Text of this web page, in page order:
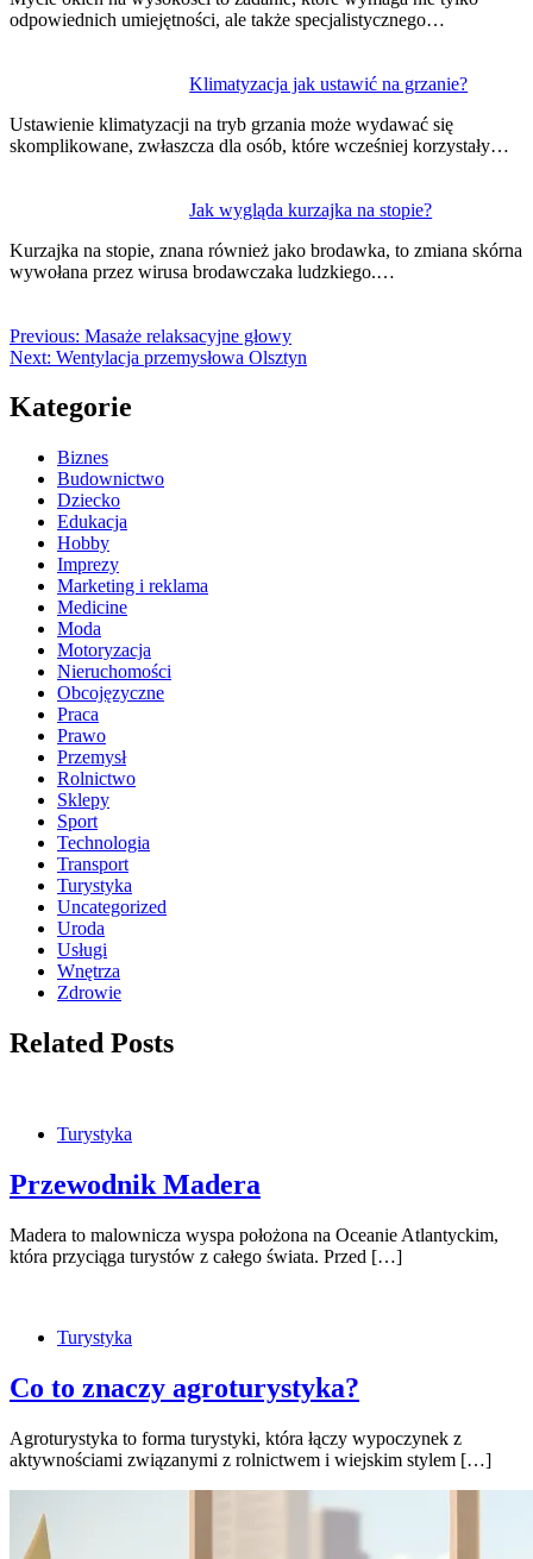
odpowiednich umiejętności, ale także specjalistycznego…
Klimatyzacja jak ustawić na grzanie?
Ustawienie klimatyzacji na tryb grzania może wydawać się
skomplikowane, zwłaszcza dla osób, które wcześniej korzystały…
Jak wygląda kurzajka na stopie?
Kurzajka na stopie, znana również jako brodawka, to zmiana skórna
wywołana przez wirusa brodawczaka ludzkiego.…
Previous: Masaże relaksacyjne głowy
Next: Wentylacja przemysłowa Olsztyn
Kategorie
Biznes
Budownictwo
Dziecko
Edukacja
Hobby
Imprezy
Marketing i reklama
Medicine
Moda
Motoryzacja
Nieruchomości
Obcojęzyczne
Praca
Prawo
Przemysł
Rolnictwo
Sklepy
Sport
Technologia
Transport
Turystyka
Uncategorized
Uroda
Usługi
Wnętrza
Zdrowie
Related Posts
Turystyka
Przewodnik Madera
Madera to malownicza wyspa położona na Oceanie Atlantyckim,
która przyciąga turystów z całego świata. Przed […]
Turystyka
Co to znaczy agroturystyka?
Agroturystyka to forma turystyki, która łączy wypoczynek z
aktywnościami związanymi z rolnictwem i wiejskim stylem […]